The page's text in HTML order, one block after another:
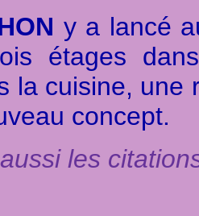
y a lancé
étages
la cuisine, une
concept.
les